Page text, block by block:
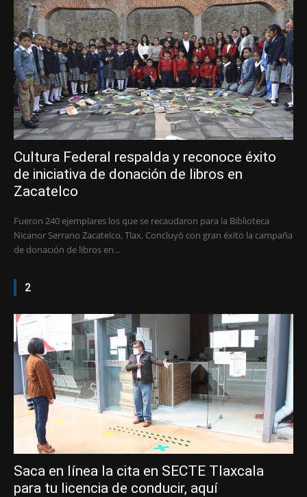
Cultura Federal respalda y reconoce éxito
de iniciativa de donación de libros en
Zacatelco
Fueron 240 ejemplares los que se recaudaron para la Biblioteca
Nicanor Serrano Zacatelco, Tlax. Concluyó con gran éxito la campaña
de donación de libros en...
2
Saca en línea la cita en SECTE Tlaxcala
para tu licencia de conducir, aquí